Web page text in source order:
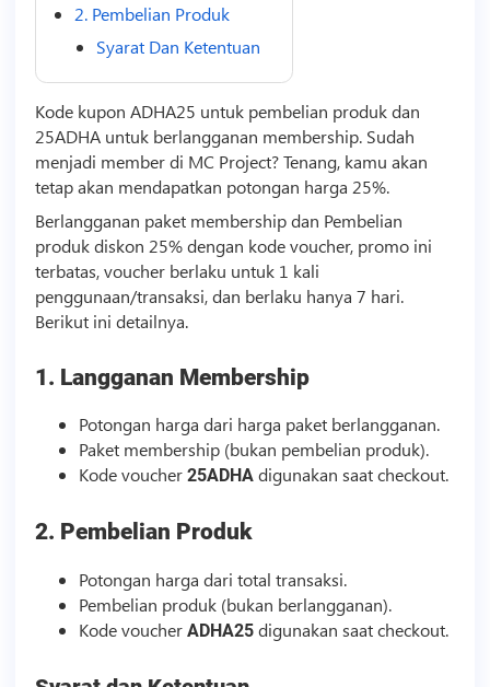
2. Pembelian Produk
Syarat Dan Ketentuan
Kode kupon ADHA25 untuk pembelian produk dan
25ADHA untuk berlangganan membership. Sudah
menjadi member di MC Project? Tenang, kamu akan
tetap akan mendapatkan potongan harga 25%.
Berlangganan paket membership dan Pembelian
produk diskon 25% dengan kode voucher, promo ini
terbatas, voucher berlaku untuk 1 kali
penggunaan/transaksi, dan berlaku hanya 7 hari.
Berikut ini detailnya.
1. Langganan Membership
Potongan harga dari harga paket berlangganan.
Paket membership (bukan pembelian produk).
Kode voucher 25ADHAdigunakan saat checkout.
2. Pembelian Produk
Potongan harga dari total transaksi.
Pembelian produk (bukan berlangganan).
Kode voucher ADHA25digunakan saat checkout.